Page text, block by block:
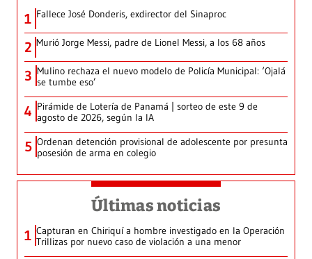
1 Fallece José Donderis, exdirector del Sinaproc
2 Murió Jorge Messi, padre de Lionel Messi, a los 68 años
3 Mulino rechaza el nuevo modelo de Policía Municipal: ‘Ojalá
se tumbe eso’
4 Pirámide de Lotería de Panamá | sorteo de este 9 de
agosto de 2026, según la IA
5 Ordenan detención provisional de adolescente por presunta
posesión de arma en colegio
Últimas noticias
1 Capturan en Chiriquí a hombre investigado en la Operación
Trillizas por nuevo caso de violación a una menor